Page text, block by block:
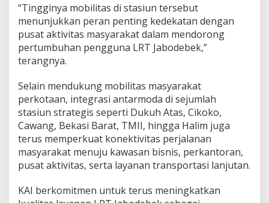
“Tingginya mobilitas di stasiun tersebut
menunjukkan peran penting kedekatan dengan
pusat aktivitas masyarakat dalam mendorong
pertumbuhan pengguna LRT Jabodebek,”
terangnya.
Selain mendukung mobilitas masyarakat
perkotaan, integrasi antarmoda di sejumlah
stasiun strategis seperti Dukuh Atas, Cikoko,
Cawang, Bekasi Barat, TMII, hingga Halim juga
terus memperkuat konektivitas perjalanan
masyarakat menuju kawasan bisnis, perkantoran,
pusat aktivitas, serta layanan transportasi lanjutan.
KAI berkomitmen untuk terus meningkatkan